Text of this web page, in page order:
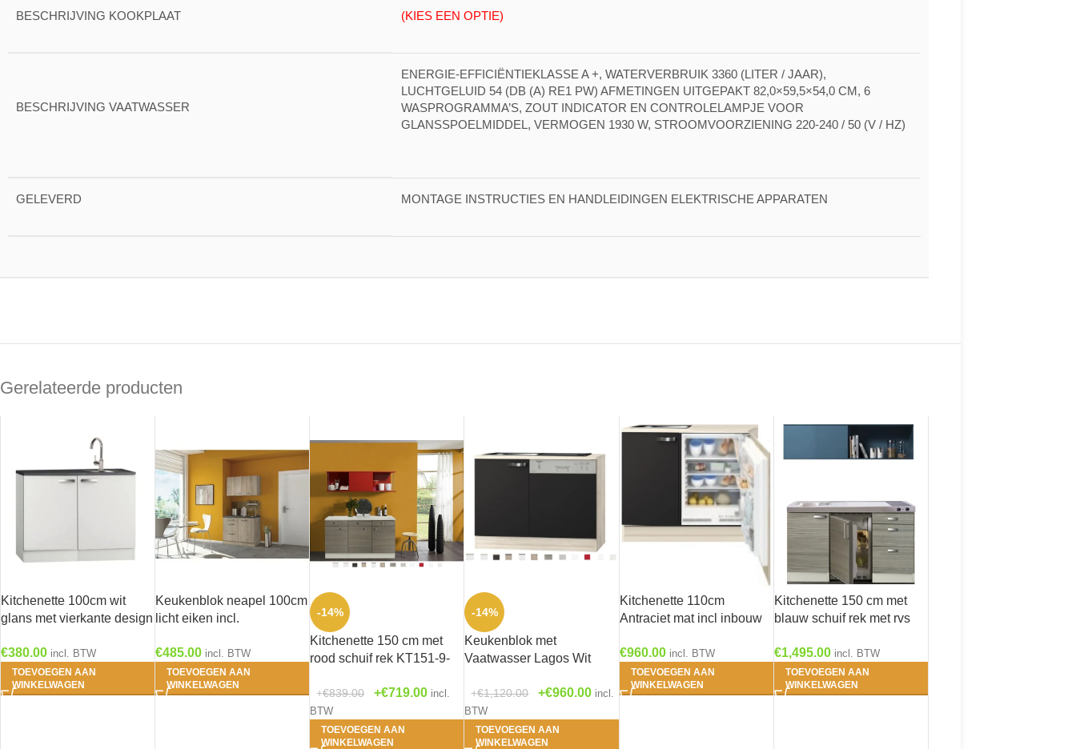
BESCHRIJVING KOOKPLAAT (KIES EEN OPTIE)
BESCHRIJVING VAATWASSER
ENERGIE-EFFICIËNTIEKLASSE A +, WATERVERBRUIK 3360 (LITER / JAAR),
LUCHTGELUID 54 (DB (A) RE1 PW) AFMETINGEN UITGEPAKT 82,0×59,5×54,0 CM, 6
WASPROGRAMMA’S, ZOUT INDICATOR EN CONTROLELAMPJE VOOR
GLANSSPOELMIDDEL, VERMOGEN 1930 W, STROOMVOORZIENING 220-240 / 50 (V / HZ)
GELEVERD MONTAGE INSTRUCTIES EN HANDLEIDINGEN ELEKTRISCHE APPARATEN
Gerelateerde producten
Kitchenette 100cm wit
glans met vierkante design
€380.00 incl. BTW
TOEVOEGEN AAN
WINKELWAGEN
Keukenblok neapel 100cm
licht eiken incl.
240
€485.00 incl. BTW
TOEVOEGEN AAN
WINKELWAGEN
-14%
Kitchenette 150 cm met
rood schuif rek KT151-9-
€839.00 €719.00 incl.
BTW
TOEVOEGEN AAN
WINKELWAGEN
-14%
Keukenblok met
Vaatwasser Lagos Wit
RAI-154
€1,120.00 €960.00 incl.
BTW
TOEVOEGEN AAN
WINKELWAGEN
Kitchenette 110cm
Antraciet mat incl inbouw
wandkasten RAI-1047
€960.00 incl. BTW
TOEVOEGEN AAN
WINKELWAGEN
Kitchenette 150 cm met
blauw schuif rek met rvs
kookplaat en rvs spoelbak
RAI-5252
€1,495.00 incl. BTW
TOEVOEGEN AAN
WINKELWAGEN